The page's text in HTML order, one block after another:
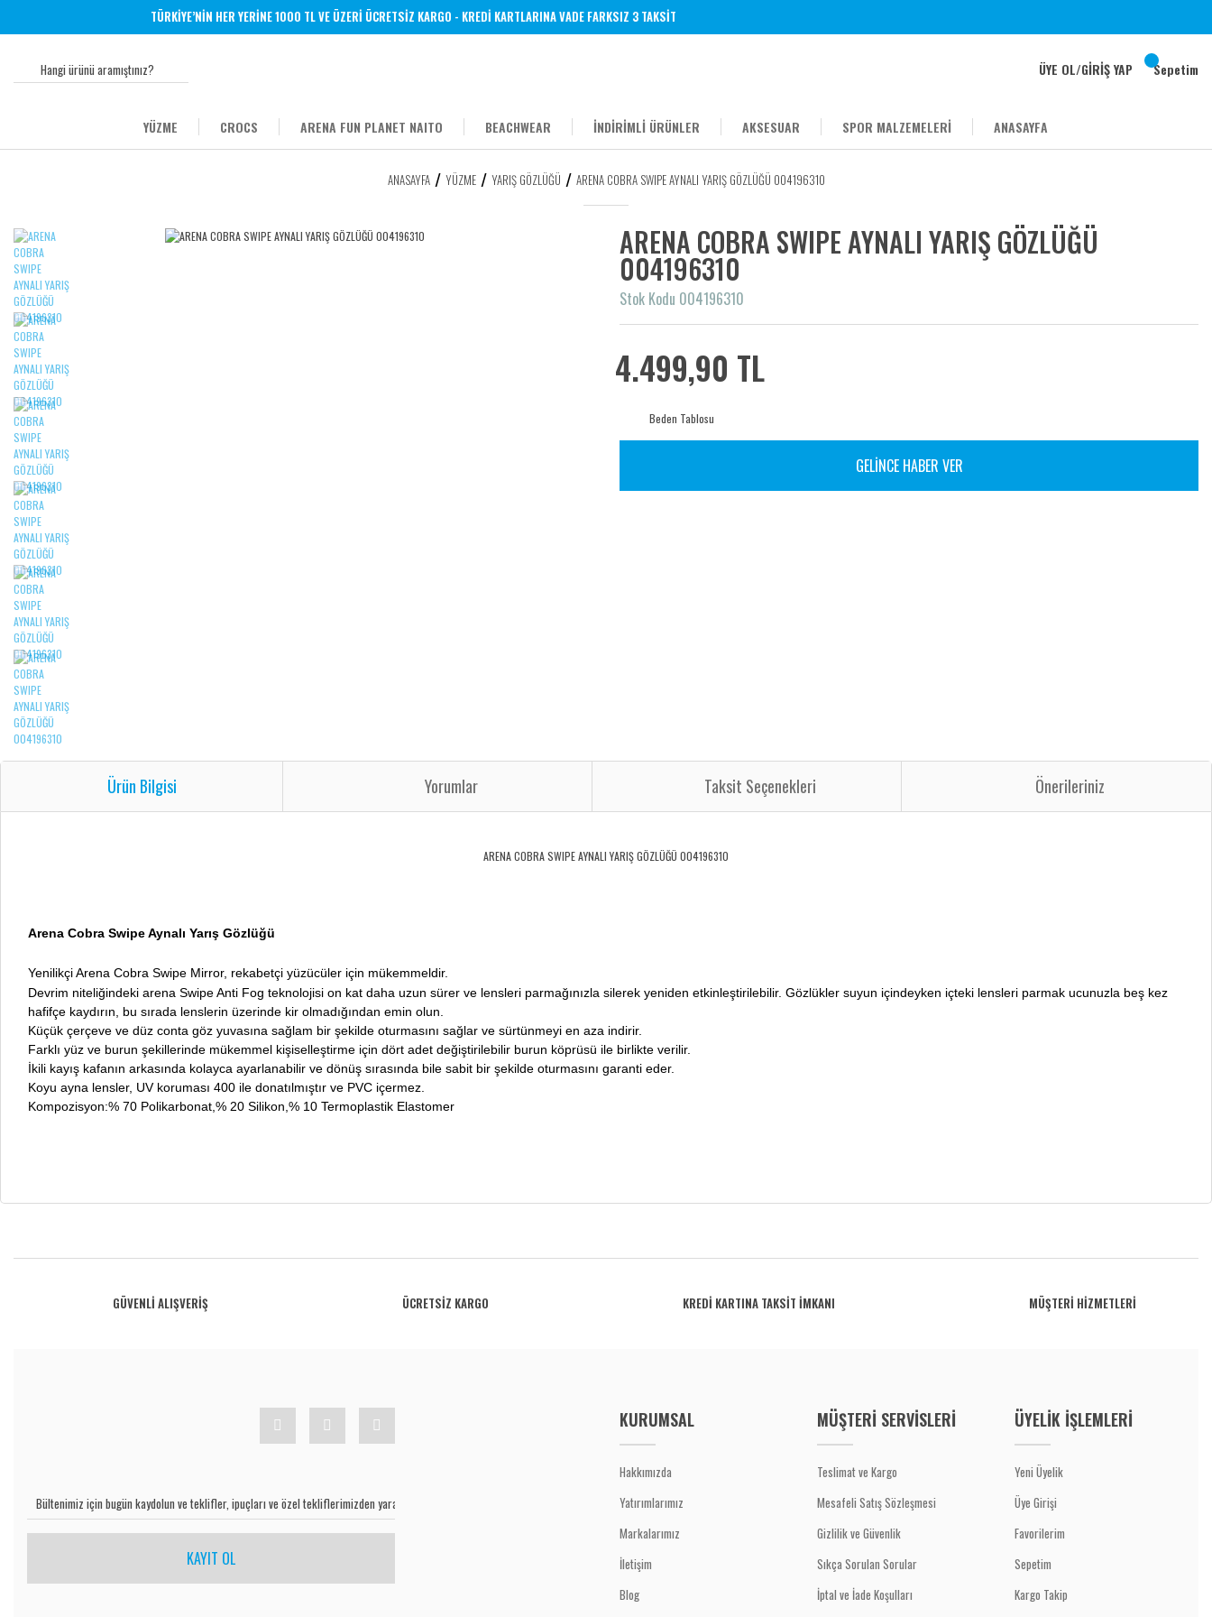
TÜRKİYE’NİN HER YERİNE 1000 TL VE ÜZERİ ÜCRETSİZ KARGO - KREDİ KARTLARINA VADE FARKSIZ 3 TAKSİT
ÜYE OL/GİRİŞ YAP Sepetim
YÜZME CROCS ARENA FUN PLANET NAITO BEACHWEAR İNDİRİMLİ ÜRÜNLER AKSESUAR SPOR MALZEMELERİ ANASAYFA
ANASAYFA YÜZME YARIŞ GÖZLÜĞÜ ARENA COBRA SWIPE AYNALI YARIŞ GÖZLÜĞÜ 004196310
ARENA COBRA SWIPE AYNALI YARIŞ GÖZLÜĞÜ
004196310
Stok Kodu 004196310
4.499,90 TL
Beden Tablosu
GELİNCE HABER VER
Ürün Bilgisi Yorumlar Taksit Seçenekleri Önerileriniz
ARENA COBRA SWIPE AYNALI YARIŞ GÖZLÜĞÜ 004196310
Arena Cobra Swipe Aynalı Yarış Gözlüğü
Yenilikçi Arena Cobra Swipe Mirror, rekabetçi yüzücüler için mükemmeldir.
Devrim niteliğindeki arena Swipe Anti Fog teknolojisi on kat daha uzun sürer ve lensleri parmağınızla silerek yeniden etkinleştirilebilir. Gözlükler suyun içindeyken içteki lensleri parmak ucunuzla beş kez
hafifçe kaydırın, bu sırada lenslerin üzerinde kir olmadığından emin olun.
Küçük çerçeve ve düz conta göz yuvasına sağlam bir şekilde oturmasını sağlar ve sürtünmeyi en aza indirir.
Farklı yüz ve burun şekillerinde mükemmel kişiselleştirme için dört adet değiştirilebilir burun köprüsü ile birlikte verilir.
İkili kayış kafanın arkasında kolayca ayarlanabilir ve dönüş sırasında bile sabit bir şekilde oturmasını garanti eder.
Koyu ayna lensler, UV koruması 400 ile donatılmıştır ve PVC içermez.
Kompozisyon:% 70 Polikarbonat,% 20 Silikon,% 10 Termoplastik Elastomer
Görüş ve önerileriniz için teşekkür ederiz.
Ürün resmi kalitesiz, bozuk veya görüntülenemiyor.
GÜVENLİ ALIŞVERİŞ ÜCRETSİZ KARGO KREDİ KARTINA TAKSİT İMKANI MÜŞTERİ HİZMETLERİ
KAYIT OL
KURUMSAL
Hakkımızda
Yatırımlarımız
Markalarımız
İletişim
Blog
MÜŞTERİ SERVİSLERİ
Teslimat ve Kargo
Mesafeli Satış Sözleşmesi
Gizlilik ve Güvenlik
Sıkça Sorulan Sorular
İptal ve İade Koşulları
ÜYELİK İŞLEMLERİ
Yeni Üyelik
Üye Girişi
Favorilerim
Sepetim
Kargo Takip